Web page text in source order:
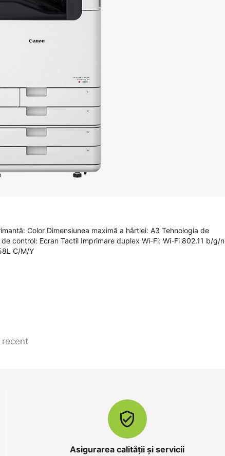
Color Dimensiunea maximă a hârtiei: A3 Tehnologia de
control: Ecran Tactil Imprimare duplex Wi-Fi: Wi-Fi 802.11 b/g/n
C/M/Y
recent
Asigurarea calității și servicii